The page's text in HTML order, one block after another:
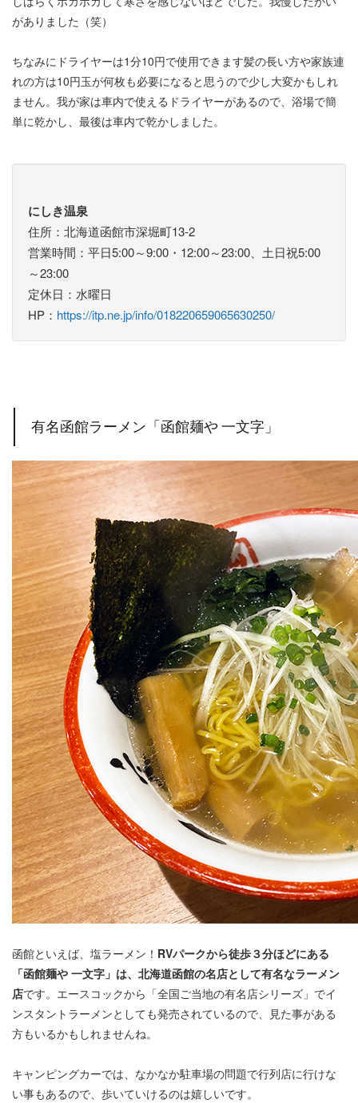
がありました（笑）
ちなみにドライヤーは1分10円で使用できます髪の長い方や家族連
れの方は10円玉が何枚も必要になると思うので少し大変かもしれ
ません。我が家は車内で使えるドライヤーがあるので、浴場で簡
単に乾かし、最後は車内で乾かしました。
にしき温泉
住所：北海道函館市深堀町13-2
営業時間：平日5:00～9:00・12:00～23:00、土日祝5:00
～23:00
定休日：水曜日
HP： https://itp.ne.jp/info/018220659065630250/
有名函館ラーメン「函館麺や 一文字」
函館といえば、塩ラーメン！ RVパークから徒歩３分ほどにある
「函館麺や 一文字」は、北海道函館の名店として有名なラーメン
店です。エースコックから「全国ご当地の有名店シリーズ」でイ
ンスタントラーメンとしても発売されているので、見た事がある
方もいるかもしれませんね。
キャンピングカーでは、なかなか駐車場の問題で行列店に行けな
い事もあるので、歩いていけるのは嬉しいです。